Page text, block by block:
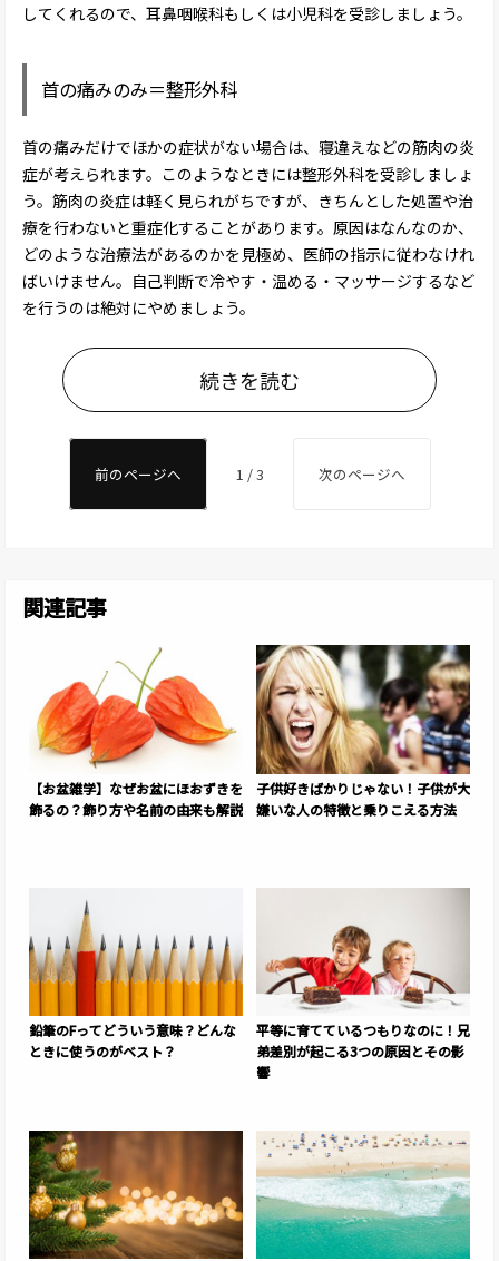
してくれるので、耳鼻咽喉科もしくは小児科を受診しましょう。
首の痛みのみ＝整形外科
首の痛みだけでほかの症状がない場合は、寝違えなどの筋肉の炎
症が考えられます。このようなときには整形外科を受診しましょ
う。筋肉の炎症は軽く見られがちですが、きちんとした処置や治
療を行わないと重症化することがあります。原因はなんなのか、
どのような治療法があるのかを見極め、医師の指示に従わなけれ
ばいけません。自己判断で冷やす・温める・マッサージするなど
を行うのは絶対にやめましょう。
続きを読む
前のページへ 1 / 3 次のページへ
関連記事
【お盆雑学】なぜお盆にほおずきを
飾るの？飾り方や名前の由来も解説
子供好きばかりじゃない！子供が大
嫌いな人の特徴と乗りこえる方法
鉛筆のFってどういう意味？どんな
ときに使うのがベスト？
平等に育てているつもりなのに！兄
弟差別が起こる3つの原因とその影
響